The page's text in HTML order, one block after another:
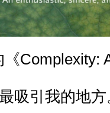
《Complexity:
吸引我的地方